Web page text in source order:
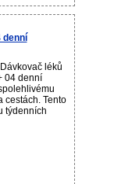
denní
léků
04 denní
cestách. Tento
týdenních